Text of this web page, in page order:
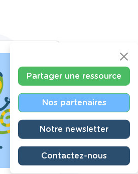
Partager une ressource
Nos partenaires
Notre newsletter
Contactez-nous